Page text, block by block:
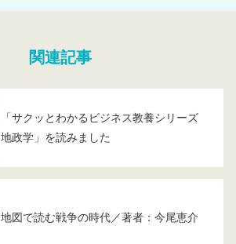
関連記事
「サクッとわかるビジネス教養シリーズ
地政学」を読みました
地図で読む戦争の時代／著者：今尾恵介